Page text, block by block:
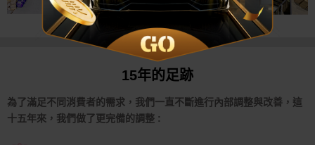
15年的足跡
為了滿足不同消費者的需求，我們一直不斷進行內部調整與改善，這
十五年來，我們做了更完備的調整 :